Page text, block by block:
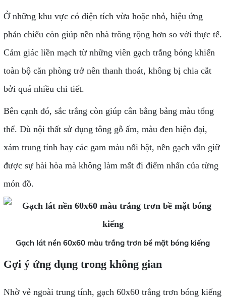
Ở những khu vực có diện tích vừa hoặc nhỏ, hiệu ứng
phản chiếu còn giúp nền nhà trông rộng hơn so với thực tế.
Cảm giác liền mạch từ những viên gạch trắng bóng khiến
toàn bộ căn phòng trở nên thanh thoát, không bị chia cắt
bởi quá nhiều chi tiết.
Bên cạnh đó, sắc trắng còn giúp cân bằng bảng màu tổng
thể. Dù nội thất sử dụng tông gỗ ấm, màu đen hiện đại,
xám trung tính hay các gam màu nổi bật, nền gạch vẫn giữ
được sự hài hòa mà không làm mất đi điểm nhấn của từng
món đồ.
Gạch lát nền 60x60 màu trắng trơn bề mặt bóng kiếng
Gợi ý ứng dụng trong không gian
Nhờ vẻ ngoài trung tính, gạch 60x60 trắng trơn bóng kiếng